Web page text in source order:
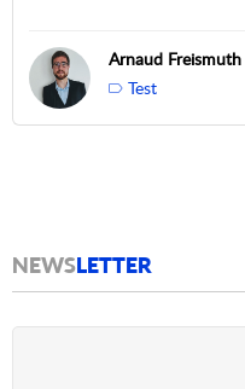
Arnaud Freismuth
Test
NEWSLETTER